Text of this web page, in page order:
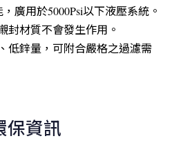
廣用於5000Psi以下液壓系統。
封材質不會發生作用。
低鋅量，可附合嚴格之過濾需
保資訊